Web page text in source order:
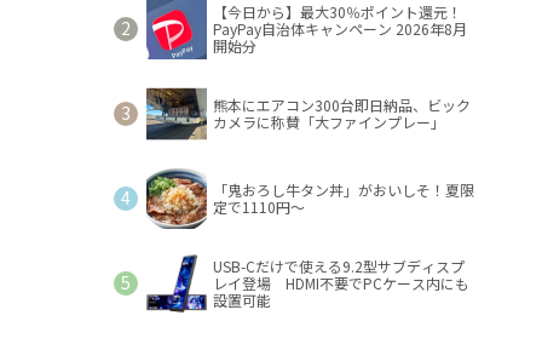
【今日から】最大30％ポイント還元！
PayPay自治体キャンペーン 2026年8月
開始分
熊本にエアコン300台即日納品、ビック
カメラに称賛「大ファインプレー」
「鬼おろし牛タン丼」がおいしそ！夏限
定で1110円～
USB-Cだけで使える9.2型サブディスプ
レイ登場 HDMI不要でPCケース内にも
設置可能